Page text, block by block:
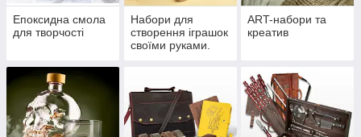
Епоксидна смола
для творчості
Набори для
створення іграшок
своїми руками.
ART-набори та
креатив